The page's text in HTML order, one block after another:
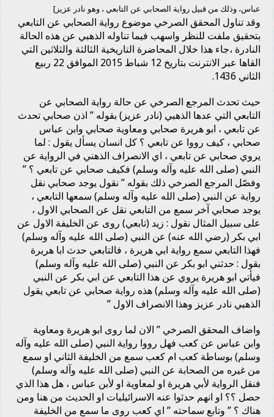
عباس، وذلك من قبيل رواية الصحابي عن التابعي ، وهو نادر عزيز]
وقد تناول المحقق الصرخي موضوع رواية الصحابي عن التابعي
بتحقيق ملفت للنظر واسهب فيما تناوله الذهبي عن هذه الحالة
النادرة ،جاء هذا خلال المحاضرة التاريخية الثالثة والثلاثين التي
القاها عبر الانترنت بتاريخ 12 شباط 2015 الموافق 22 ربيع
الثاني 1436.
حيث تحدث المرجع الصرخي عن حالة رواية الصحابي عن
التابعي التي عدها الذهبي (نادر عزيز) بقوله ” اذن صحابي تحدث
عن تابعي ، ابو هريرة صحابي ومعاوية صحابي وابن عباس
صحابي ، كيف رووا عن تابعي ؟ كل انسان يسأل يقول : لما
يروي صحابي عن تابعي ، اي الانصراف الذهني في الرواية عن
النبي (صلى الله عليه وآله وسلم) فكيف صحابي عن تابعي ؟ ”
وفصّل المرجع الصرخي ذلك بقوله ” نقول يوجد صحابي نقل
رواية عن النبي (صلى الله عليه وآله وسلم) سمعها التابعي ،
يوجد صحابي آخر سمع من التابعي نقل عن الصحابي الاول ،
على سبيل المثال نقول : زيد (تابعي) روى عن الخليفة الاول عن
ابي بكر (رضي الله عنه) عن النبي (صلى الله عليه وآله وسلم)
فهذا التابعي سمع رواية ابي هريرة ، فالتابعي حدث ابا هريرة
بقول : حدثني ابو بكر عن النبي (صلى الله عليه وآله وسلم)
فيأتي ابو هريرة يروي عن هذا التابعي عن ابي بكر عن النبي
(صلى الله عليه وآله وسلم) هذه رواية صحابي عن تابعي يقول
الذهبي نادر عزيز وهذا الانصراف الاول ”
واضاف المحقق الصرخي ” الان لما روى ابو هريرة ومعاوية
وابن عباس عن كعب فهل رووا رواية النبي (صلى الله عليه وآله
وسلم) بوساطة كعب ام كعب سمع من الخليفة الثاني او سمع
من غيره من الصحابة عن النبي (صلى الله عليه وآله وسلم)
فنقل الرواية لأبي هريرة او لمعاوية او لأبن عباس ، هل هذا الذي
حصل ؟؟ او انهم حدثوا عنه الاسرائيليات او الحديث من هنا ومن
هناك ؟ ” وتابع سماحته ” اي كعب روى ما سمع من الخليفة